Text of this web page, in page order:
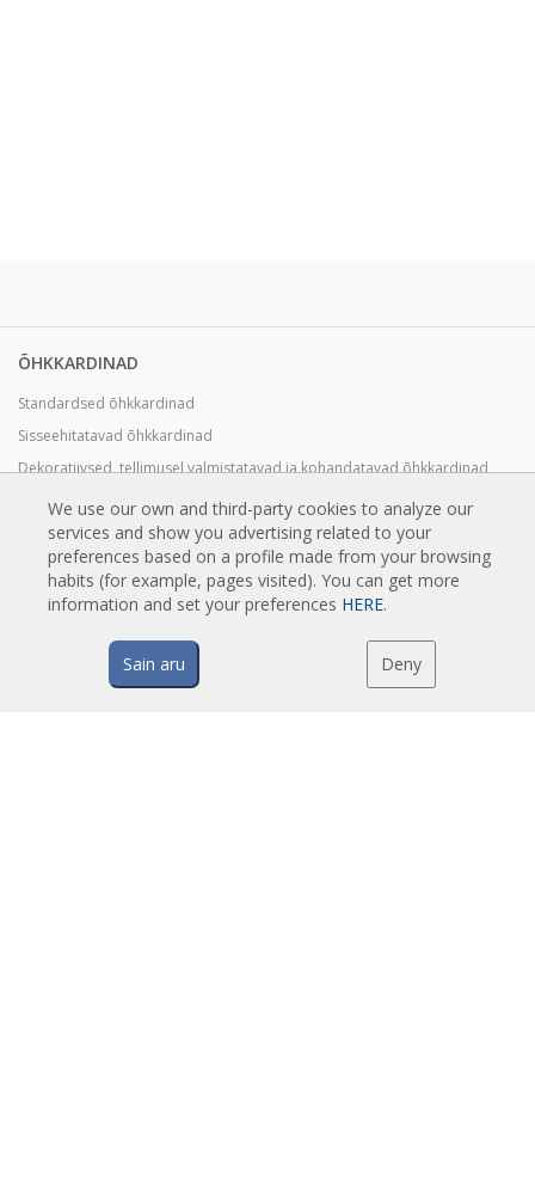
ÕHKKARDINAD
Standardsed õhkkardinad
Sisseehitatavad õhkkardinad
Dekoratiivsed, tellimusel valmistatavad ja kohandatavad õhkkardinad
Tööstuslikud õhkkardinad ja õhkkardinad külmruumides kasutamiseks
Õhkkardinad pöörlevate ustele ja tellimusel valmistatavad õhkkardinad
Putuvastased Õhkkardinad
Soojuspumbaga ja energiasäästvad õhkkardinad
Soodsad Ökonoomsed Õhkkardinad
We use our own and third-party cookies to analyze our
services and show you advertising related to your
preferences based on a profile made from your browsing
habits (for example, pages visited). You can get more
information and set your preferences HERE.
Sain aru Deny